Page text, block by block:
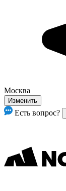
Москва
Изменить
Есть вопрос?